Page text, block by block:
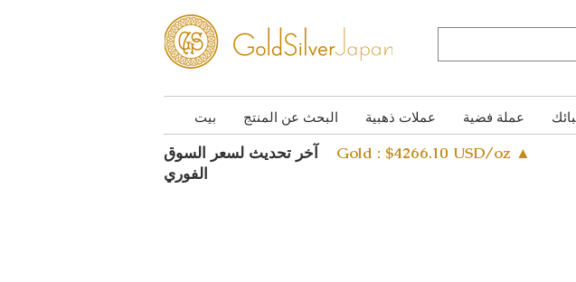
بيت البحث عن المنتج عملات ذهبية عملة فضية
آخر تحديث لسعر السوق
الفوري
Gold : $4266.10 USD/oz ▲